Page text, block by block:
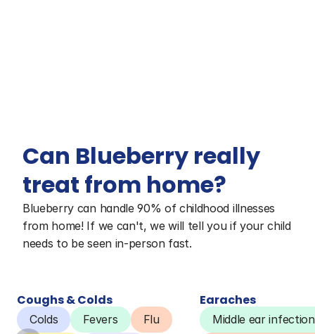
Can Blueberry really
treat from home?
Blueberry can handle 90% of childhood illnesses
from home! If we can't, we will tell you if your child
needs to be seen in-person fast.
Coughs & Colds
Colds Fevers
Flu
Earaches
Middle ear